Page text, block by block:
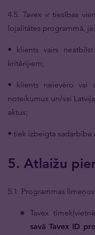
4.5. Tavex ir tiesības
lojalitātes programmā, ja:
• klients vairs
kritērijiem;
• klients neievēro vai
noteikumus un/vai
aktus;
• tiek izbeigta sadarbība
5. Atlaižu
5.1. Programmas
Tavex
savā Tavex ID